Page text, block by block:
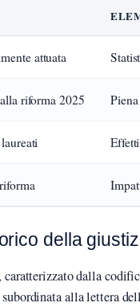
attuata
riforma 2025
della
, caratterizzato dalla
alla lettera